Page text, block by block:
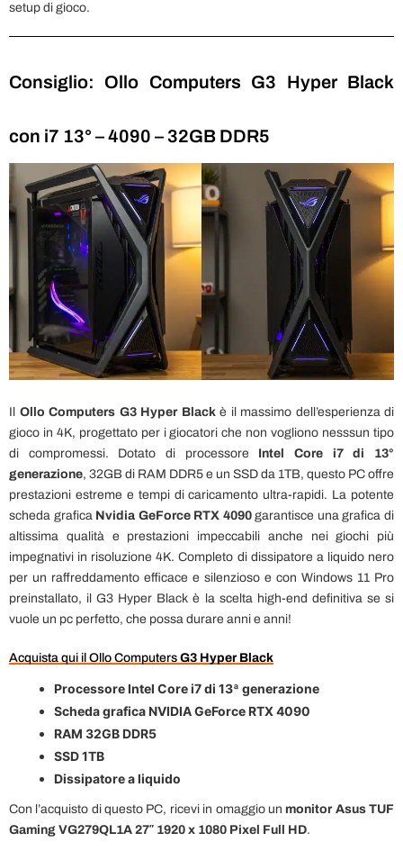
setup di gioco.
Consiglio: Ollo Computers G3 Hyper Black
con i7 13° – 4090 – 32GB DDR5
Il Ollo Computers G3 Hyper Blackè il massimo dell’esperienza di
gioco in 4K, progettato per i giocatori che non vogliono nesssun tipo
di compromessi. Dotato di processore Intel Core i7 di 13°
generazione, 32GB di RAM DDR5 e un SSD da 1TB, questo PC offre
prestazioni estreme e tempi di caricamento ultra-rapidi. La potente
scheda grafica Nvidia GeForce RTX 4090garantisce una grafica di
altissima qualità e prestazioni impeccabili anche nei giochi più
impegnativi in risoluzione 4K. Completo di dissipatore a liquido nero
per un raffreddamento efficace e silenzioso e con Windows 11 Pro
preinstallato, il G3 Hyper Black è la scelta high-end definitiva se si
vuole un pc perfetto, che possa durare anni e anni!
Acquista qui il Ollo Computers G3 Hyper Black
Processore Intel Core i7 di 13ª generazione
Scheda grafica NVIDIA GeForce RTX 4090
RAM 32GB DDR5
SSD 1TB
Dissipatore a liquido
Con l’acquisto di questo PC, ricevi in omaggio un monitor Asus TUF
Gaming VG279QL1A 27″ 1920 x 1080 Pixel Full HD.